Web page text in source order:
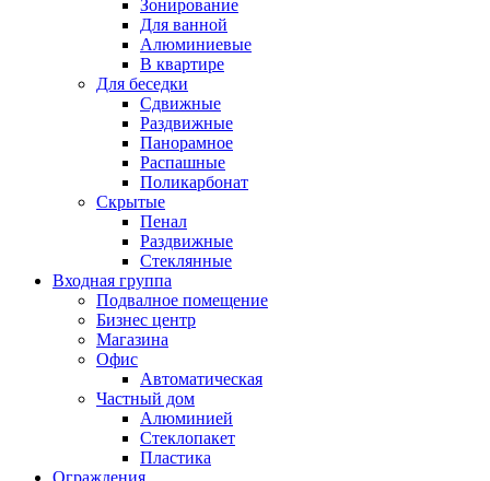
Зонирование
Для ванной
Алюминиевые
В квартире
Для беседки
Сдвижные
Раздвижные
Панорамное
Распашные
Поликарбонат
Скрытые
Пенал
Раздвижные
Стеклянные
Входная группа
Подвалное помещение
Бизнес центр
Магазина
Офис
Автоматическая
Частный дом
Алюминией
Стеклопакет
Пластика
Ограждения